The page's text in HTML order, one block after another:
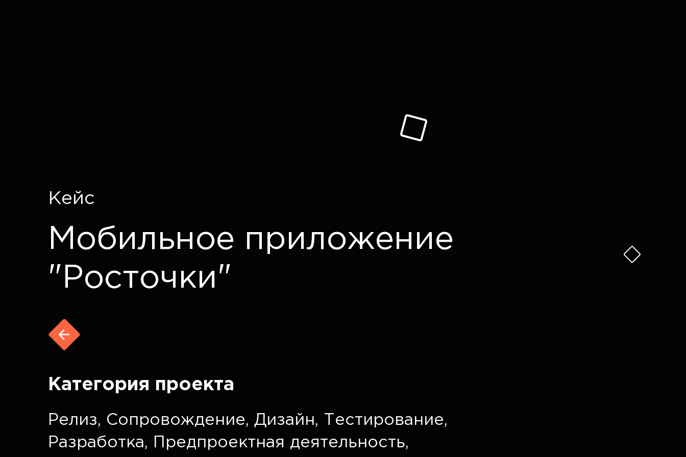
Кейс
Мобильное приложение
"Росточки"
Категория проекта
Релиз, Сопровождение, Дизайн, Тестирование,
Разработка, Предпроектная деятельность,